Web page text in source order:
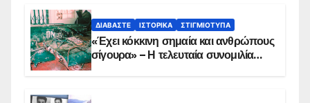
ΔΙΑΒΆΣΤΕ ΙΣΤΟΡΙΚΆ ΣΤΙΓΜΙΌΤΥΠΑ
«Έχει κόκκινη σημαία και ανθρώπους
σίγουρα» – Η τελευταία συνομιλία